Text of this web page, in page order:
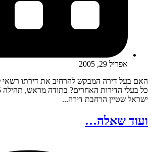
אפריל 29, 2005
האם בעל דירה המבקש להרחיב את דירתו
ישראל שטיין הרחבת דירה...
ועוד שאלה…